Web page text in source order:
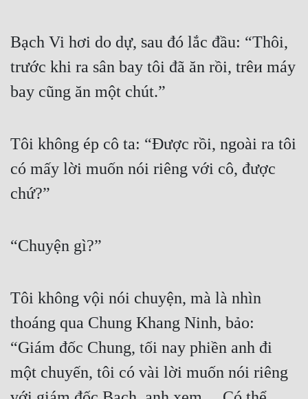
Mỹ Thực
Ngôn Tình
Ngược
Nữ Phụ
Phong Thủy - Tâm Linh
Phương Tây
Quan Trường
Thanh Xuân
Bạch Vi hơi do dự, sau đó lắc đầu: “Thôi,
trước khi ra sân bay tôi đã ăn rồi, trêи máy
bay cũng ăn một chút.”
Tôi không ép cô ta: “Được rồi, ngoài ra tôi
có mấy lời muốn nói riêng với cô, được
chứ?”
“Chuyện gì?”
Tôi không vội nói chuyện, mà là nhìn
thoáng qua Chung Khang Ninh, bảo:
“Giám đốc Chung, tối nay phiền anh đi
một chuyến, tôi có vài lời muốn nói riêng